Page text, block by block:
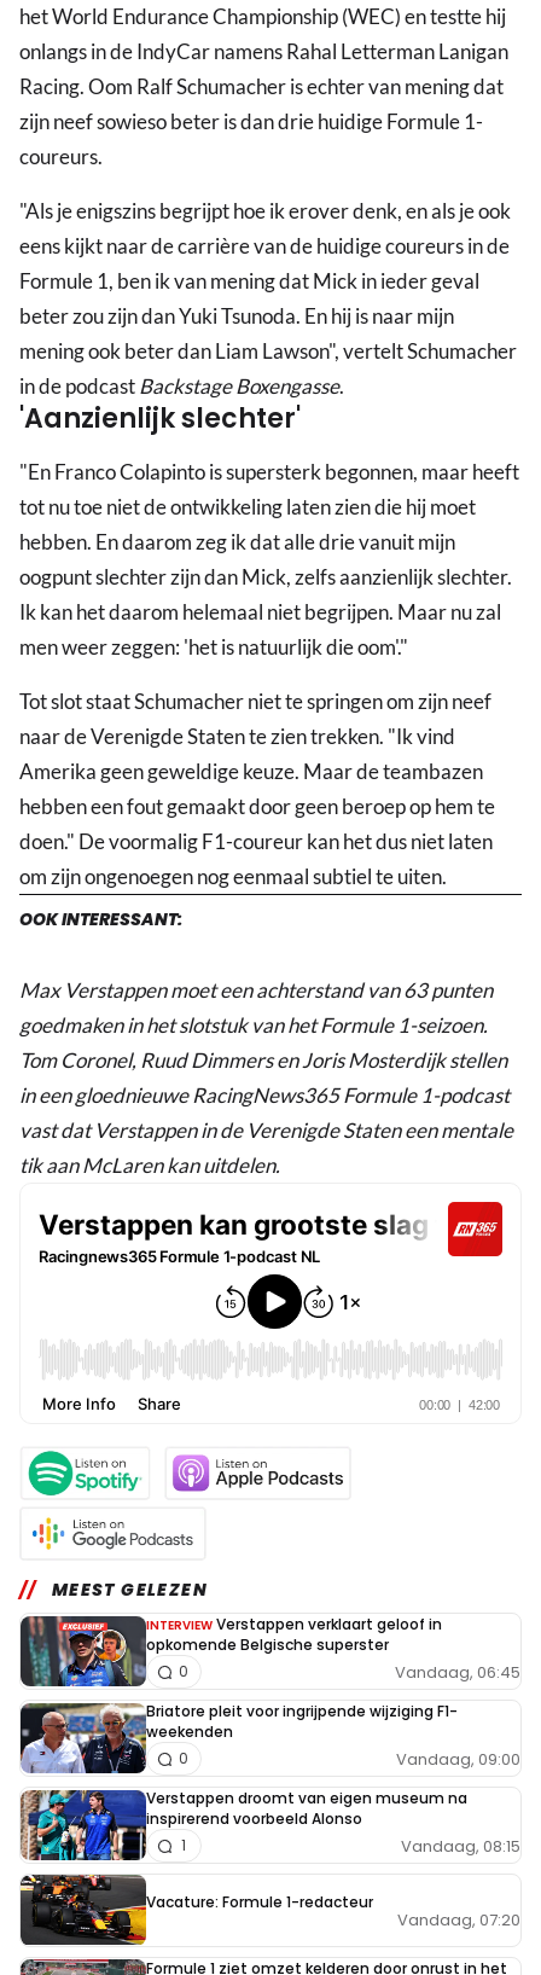
het World Endurance Championship (WEC) en testte hij
onlangs in de IndyCar namens Rahal Letterman Lanigan
Racing. Oom Ralf Schumacher is echter van mening dat
zijn neef sowieso beter is dan drie huidige Formule 1-
coureurs.
"Als je enigszins begrijpt hoe ik erover denk, en als je ook
eens kijkt naar de carrière van de huidige coureurs in de
Formule 1, ben ik van mening dat Mick in ieder geval
beter zou zijn dan Yuki Tsunoda. En hij is naar mijn
mening ook beter dan Liam Lawson", vertelt Schumacher
in de podcastBackstage Boxengasse.
'Aanzienlijk slechter'
"En Franco Colapinto is supersterk begonnen, maar heeft
tot nu toe niet de ontwikkeling laten zien die hij moet
hebben. En daarom zeg ik dat alle drie vanuit mijn
oogpunt slechter zijn dan Mick, zelfs aanzienlijk slechter.
Ik kan het daarom helemaal niet begrijpen. Maar nu zal
men weer zeggen: 'het is natuurlijk die oom'."
Tot slot staat Schumacher niet te springen om zijn neef
naar de Verenigde Staten te zien trekken. "Ik vind
Amerika geen geweldige keuze. Maar de teambazen
hebben een fout gemaakt door geen beroep op hem te
doen." De voormalig F1-coureur kan het dus niet laten
om zijn ongenoegen nog eenmaal subtiel te uiten.
OOK INTERESSANT:
Max Verstappen moet een achterstand van 63 punten
goedmaken in het slotstuk van het Formule 1-seizoen.
Tom Coronel, Ruud Dimmers en Joris Mosterdijk stellen
in een gloednieuwe RacingNews365 Formule 1-podcast
vast dat Verstappen in de Verenigde Staten een mentale
tik aan McLaren kan uitdelen.
MEEST GELEZEN
INTERVIEW Verstappen verklaart geloof in
opkomende Belgische superster
Vandaag, 06:45
0
Briatore pleit voor ingrijpende wijziging F1-
weekenden
Vandaag, 09:00
0
Verstappen droomt van eigen museum na
inspirerend voorbeeld Alonso
Vandaag, 08:15
1
Vacature: Formule 1-redacteur
Vandaag, 07:20
Formule 1 ziet omzet kelderen door onrust in het